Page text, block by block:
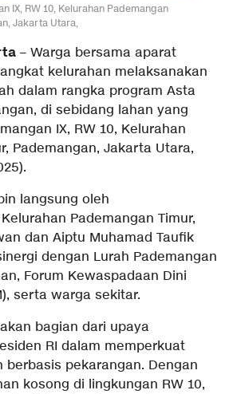
IX, RW 10, Kelurahan Pademangan
Jakarta Utara,
– Warga bersama aparat
kelurahan melaksanakan
dalam rangka program Asta
di sebidang lahan yang
IX, RW 10, Kelurahan
Pademangan, Jakarta Utara,
langsung oleh
Pademangan Timur,
dan Aiptu Muhamad Taufik
dengan Lurah Pademangan
Forum Kewaspadaan Dini
serta warga sekitar.
bagian dari upaya
RI dalam memperkuat
berbasis pekarangan. Dengan
kosong di lingkungan RW 10,